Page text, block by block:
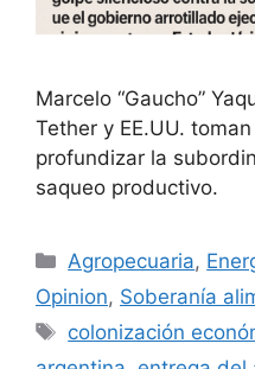
Marcelo “Gaucho”
Tether y EE.UU.
profundizar la
saqueo productivo.
Agropecuaria,
Opinion, Soberanía
colonización